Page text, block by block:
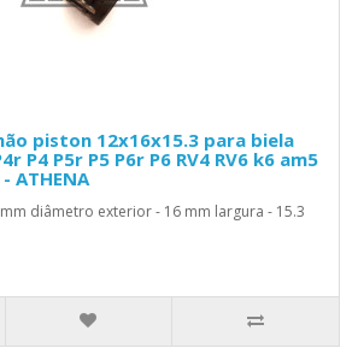
piston 12x16x15.3 para biela
P4 P5r P5 P6r P6 RV4 RV6 k6 am5
ATHENA
diâmetro exterior - 16 mm largura - 15.3